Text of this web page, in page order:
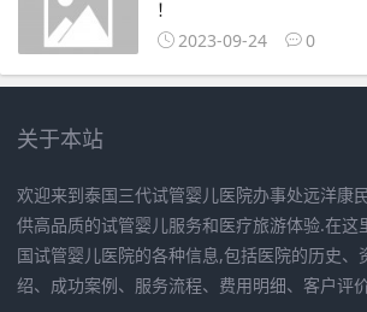
！
2023-09-24
0
关于本站
欢迎来到泰国三代试管婴儿医院办事处远洋康
供高品质的试管婴儿服务和医疗旅游体验.在这
国试管婴儿医院的各种信息,包括医院的历史、
绍、成功案例、服务流程、费用明细、客户评